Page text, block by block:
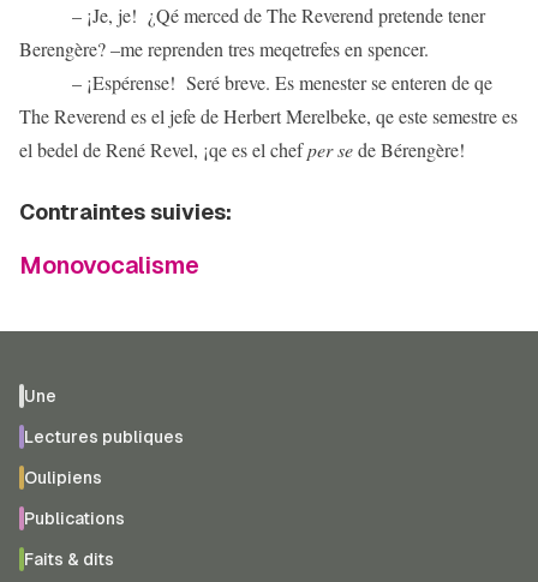
– ¡Je, je! ¿Qé merced de The Reverend pretende tener
Berengère? –me reprenden tres meqetrefes en spencer.
– ¡Espérense! Seré breve. Es menester se enteren de qe
The Reverend es el jefe de Herbert Merelbeke, qe este semestre es
el bedel de René Revel, ¡qe es el chefper sede Bérengère!
Contraintes suivies:
Monovocalisme
Une
Lectures publiques
Oulipiens
Publications
Faits & dits